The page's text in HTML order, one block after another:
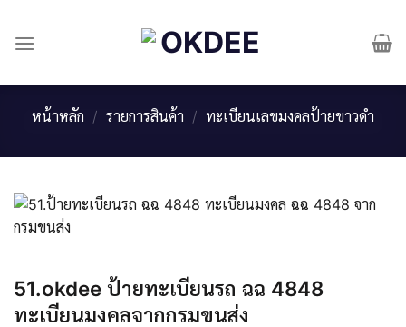
content
หน้าหลัก / รายการสินค้า / ทะเบียนเลขมงคลป้ายขาวดำ
51.okdee ป้ายทะเบียนรถ ฉฉ 4848
ทะเบียนมงคลจากกรมขนส่ง